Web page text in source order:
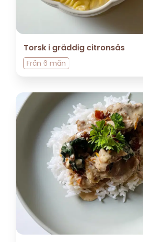
Torsk i gräddig citronsås
Från 6 mån